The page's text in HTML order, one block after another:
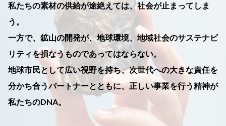
私たちの素材の供給が途絶えては、社会が止まってしま
う。
一方で、鉱山の開発が、地球環境、地域社会のサステナビ
リティを損なうものであってはならない。
地球市民として広い視野を持ち、次世代への大きな責任を
分かち合うパートナーとともに、正しい事業を行う精神が
私たちのDNA。